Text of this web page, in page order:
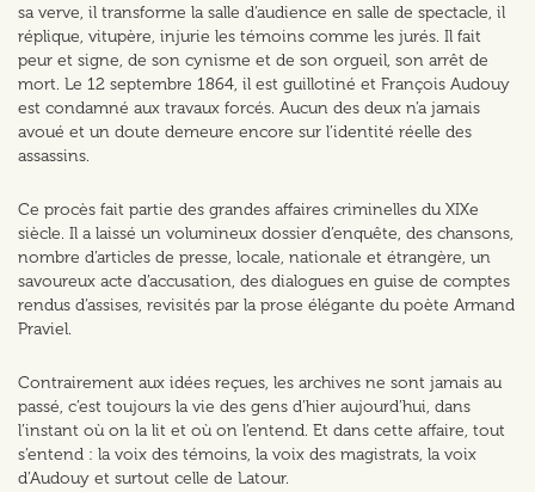
sa verve, il transforme la salle d’audience en salle de spectacle, il
réplique, vitupère, injurie les témoins comme les jurés. Il fait
peur et signe, de son cynisme et de son orgueil, son arrêt de
mort. Le 12 septembre 1864, il est guillotiné et François Audouy
est condamné aux travaux forcés. Aucun des deux n’a jamais
avoué et un doute demeure encore sur l’identité réelle des
assassins.
Ce procès fait partie des grandes affaires criminelles du XIXe
siècle. Il a laissé un volumineux dossier d’enquête, des chansons,
nombre d’articles de presse, locale, nationale et étrangère, un
savoureux acte d’accusation, des dialogues en guise de comptes
rendus d’assises, revisités par la prose élégante du poète Armand
Praviel.
Contrairement aux idées reçues, les archives ne sont jamais au
passé, c’est toujours la vie des gens d’hier aujourd’hui, dans
l’instant où on la lit et où on l’entend. Et dans cette affaire, tout
s’entend : la voix des témoins, la voix des magistrats, la voix
d’Audouy et surtout celle de Latour.